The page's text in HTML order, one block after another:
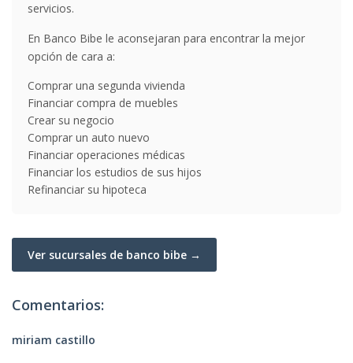
servicios.
En Banco Bibe le aconsejaran para encontrar la mejor
opción de cara a:
Comprar una segunda vivienda
Financiar compra de muebles
Crear su negocio
Comprar un auto nuevo
Financiar operaciones médicas
Financiar los estudios de sus hijos
Refinanciar su hipoteca
Ver sucursales de banco bibe →
Comentarios:
miriam castillo